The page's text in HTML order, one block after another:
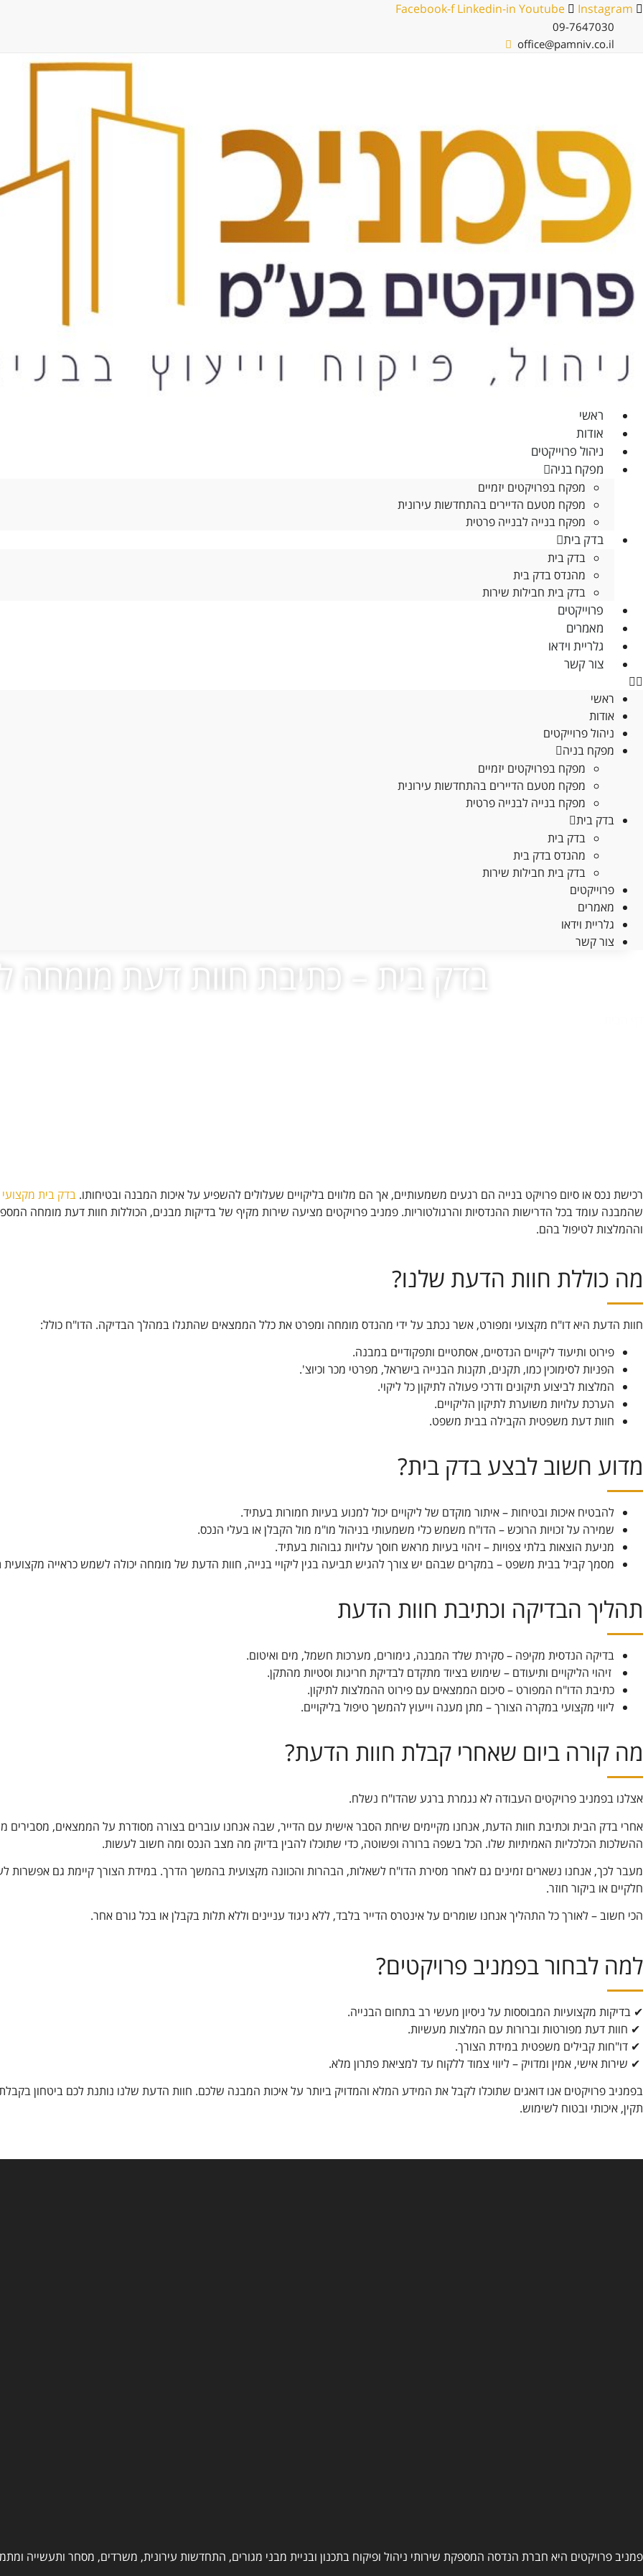
דלג
Facebook-f Linkedin-in Youtube Instagram
09-7647030
office@pamniv.co.il
ראשי
אודות
ניהול פרוייקטים
מפקח בניה
מפקח בפרויקטים יזמיים
מפקח מטעם הדיירים בהתחדשות עירונית
מפקח בנייה לבנייה פרטית
בדק בית
בדק בית
מהנדס בדק בית
בדק בית חבילות שירות
פרוייקטים
מאמרים
גלריית וידאו
צור קשר
ראשי
אודות
ניהול פרוייקטים
מפקח בניה
מפקח בפרויקטים יזמיים
מפקח מטעם הדיירים בהתחדשות עירונית
מפקח בנייה לבנייה פרטית
בדק בית
בדק בית
מהנדס בדק בית
בדק בית חבילות שירות
פרוייקטים
מאמרים
גלריית וידאו
צור קשר
בדק בית – כתיבת חוות דעת מומחה
רכישת נכס או סיום פרויקט בנייה הם רגעים משמעותיים, אך הם מלווים בליקויים שעלולים להשפיע על איכות המבנה ובטיחותו. בדק בית מקצועי
שהמבנה עומד בכל הדרישות ההנדסיות והרגולטוריות. פמניב פרויקטים מציעה שירות מקיף של בדיקות מבנים, הכוללות חוות דעת מומחה
וההמלצות לטיפול בהם.
מה כוללת חוות הדעת שלנו?
חוות הדעת היא דו"ח מקצועי ומפורט, אשר נכתב על ידי מהנדס מומחה ומפרט את כלל הממצאים שהתגלו במהלך הבדיקה. הדו"ח כולל:
פירוט ותיעוד ליקויים הנדסיים, אסתטיים ותפקודיים במבנה.
הפניות לסימוכין כמו, תקנים, תקנות הבנייה בישראל, מפרטי מכר וכיוצ'.
המלצות לביצוע תיקונים ודרכי פעולה לתיקון כל ליקוי.
הערכת עלויות משוערת לתיקון הליקויים.
חוות דעת משפטית הקבילה בבית משפט.
מדוע חשוב לבצע בדק בית?
להבטיח איכות ובטיחות – איתור מוקדם של ליקויים יכול למנוע בעיות חמורות בעתיד.
שמירה על זכויות הרוכש – הדו"ח משמש כלי משמעותי בניהול מו"מ מול הקבלן או בעלי הנכס.
מניעת הוצאות בלתי צפויות – זיהוי בעיות מראש חוסך עלויות גבוהות בעתיד.
מסמך קביל בבית משפט – במקרים שבהם יש צורך להגיש תביעה בגין ליקויי בנייה, חוות הדעת של מומחה יכולה לשמש כראייה מקצועית
תהליך הבדיקה וכתיבת חוות הדעת
בדיקה הנדסית מקיפה – סקירת שלד המבנה, גימורים, מערכות חשמל, מים ואיטום.
זיהוי הליקויים ותיעודם – שימוש בציוד מתקדם לבדיקת חריגות וסטיות מהתקן.
כתיבת הדו"ח המפורט – סיכום הממצאים עם פירוט ההמלצות לתיקון.
ליווי מקצועי במקרה הצורך – מתן מענה וייעוץ להמשך טיפול בליקויים.
מה קורה ביום שאחרי קבלת חוות הדעת?
אצלנו בפמניב פרויקטים העבודה לא נגמרת ברגע שהדו"ח נשלח.
אחרי בדק הבית וכתיבת חוות הדעת, אנחנו מקיימים שיחת הסבר אישית עם הדייר, שבה אנחנו עוברים בצורה מסודרת על הממצאים, מסבירים
ההשלכות הכלכליות האמיתיות שלו. הכל בשפה ברורה ופשוטה, כדי שתוכלו להבין בדיוק מה מצב הנכס ומה חשוב לעשות.
מעבר לכך, אנחנו נשארים זמינים גם לאחר מסירת הדו"ח לשאלות, הבהרות והכוונה מקצועית בהמשך הדרך. במידת הצורך קיימת גם אפשרות
חלקיים או ביקור חוזר.
הכי חשוב – לאורך כל התהליך אנחנו שומרים על אינטרס הדייר בלבד, ללא ניגוד עניינים וללא תלות בקבלן או בכל גורם אחר.
למה לבחור בפמניב פרויקטים?
✔ בדיקות מקצועיות המבוססות על ניסיון מעשי רב בתחום הבנייה.
✔ חוות דעת מפורטות וברורות עם המלצות מעשיות.
✔ דו"חות קבילים משפטית במידת הצורך.
✔ שירות אישי, אמין ומדויק – ליווי צמוד ללקוח עד למציאת פתרון מלא.
בפמניב פרויקטים אנו דואגים שתוכלו לקבל את המידע המלא והמדויק ביותר על איכות המבנה שלכם. חוות הדעת שלנו נותנת לכם ביטחון
תקין, איכותי ובטוח לשימוש.
פמניב פרויקטים היא חברת הנדסה המספקת שירותי ניהול ופיקוח בתכנון ובניית מבני מגורים, התחדשות עירונית, משרדים, מסחר ותעשייה
Cookie
אלו אינם
אופציונליים.
נדרשים
להפעלת
האתר.
סטטיסטיקות
תפקוד האתר
ומבנהו,
בהתבסס על
אופן השימוש
באתר.
חוויית
משתמש
כדי שהאתר
שלנו יעבוד
בצורה
מיטבית
במהלך
ביקורך. אם
תסרב/י
שלך בעת
ביקורך
באתר,
ההזדמנות
לראות תוכן
אישית.